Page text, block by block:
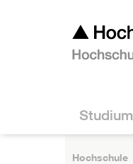
Studium
Hochschule